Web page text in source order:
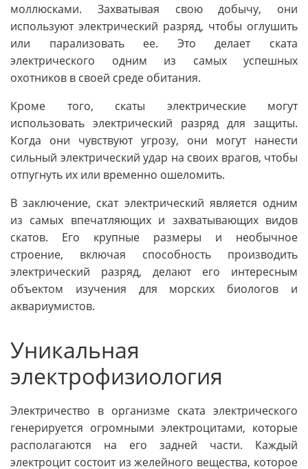
моллюсками. Захватывая свою добычу, они
используют электрический разряд, чтобы оглушить
или парализовать ее. Это делает ската
электрического одним из самых успешных
охотников в своей среде обитания.
Кроме того, скаты электрические могут
использовать электрический разряд для защиты.
Когда они чувствуют угрозу, они могут нанести
сильный электрический удар на своих врагов, чтобы
отпугнуть их или временно ошеломить.
В заключение, скат электрический является одним
из самых впечатляющих и захватывающих видов
скатов. Его крупные размеры и необычное
строение, включая способность производить
электрический разряд, делают его интересным
объектом изучения для морских биологов и
аквариумистов.
Уникальная
электрофизиология
Электричество в организме ската электрического
генерируется огромными электроцитами, которые
располагаются на его задней части. Каждый
электроцит состоит из желейного вещества, которое